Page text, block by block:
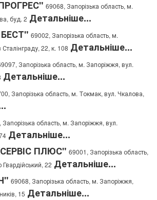
69068, Запорізька область, м.
буд. 2 Детальніше...
69002, Запорізька область, м.
22, к. 108 Детальніше...
Запорізька область, м. Запоріжжя, вул.
Детальніше...
Запорізька область, м. Токмак, вул. Чкалова,
Запорізька область, м. Запоріжжя, вул.
Детальніше...
ПЛЮС" 69001, Запорізька область,
22 Детальніше...
69068, Запорізька область, м. Запоріжжя,
15 Детальніше...